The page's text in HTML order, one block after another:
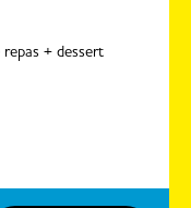
+ dessert